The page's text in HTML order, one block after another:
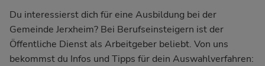
Du interessierst dich für eine Ausbildung bei der
Gemeinde Jerxheim? Bei Berufseinsteigern ist der
Öffentliche Dienst als Arbeitgeber beliebt. Von uns
bekommst du Infos und Tipps für dein Auswahlverfahren: